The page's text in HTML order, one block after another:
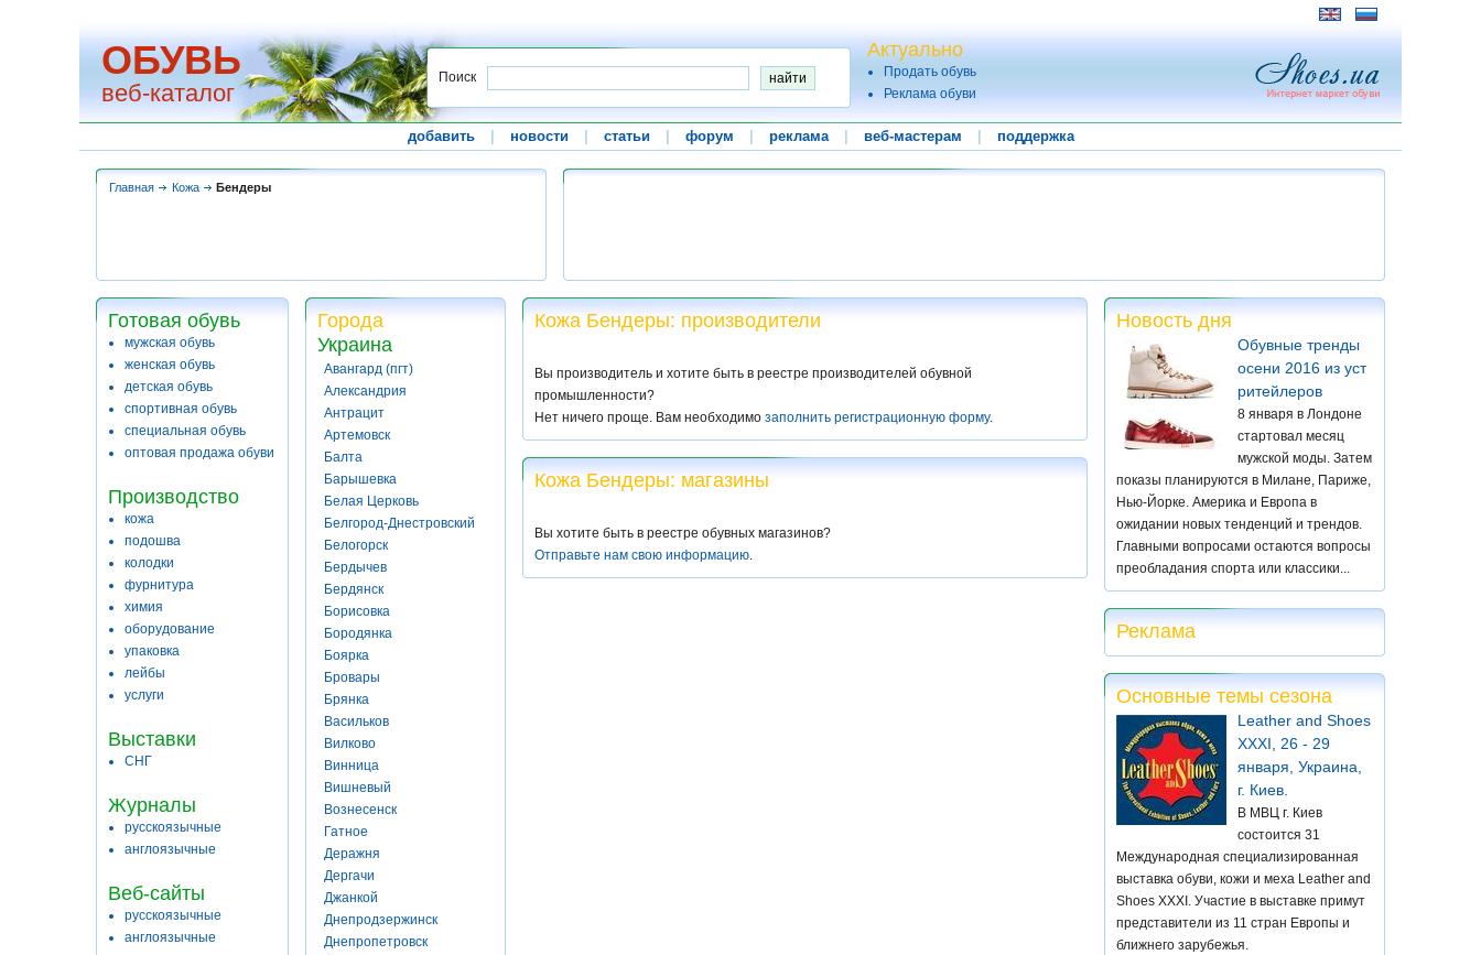
ОБУВЬ
веб-каталог
Поиск
Актуально
Продать обувь
Реклама обуви
добавить новости статьи форум реклама веб-мастерам поддержка
Главная Кожа Бендеры
Готовая обувь
мужская обувь
женская обувь
детская обувь
спортивная обувь
специальная обувь
оптовая продажа обуви
Производство
кожа
подошва
колодки
фурнитура
химия
оборудование
упаковка
лейбы
услуги
Выставки
СНГ
Журналы
русскоязычные
англоязычные
Веб-сайты
русскоязычные
англоязычные
Города
Украина
Авангард (пгт)
Александрия
Антрацит
Артемовск
Балта
Барышевка
Белая Церковь
Белгород-Днестровский
Белогорск
Бердычев
Бердянск
Борисовка
Бородянка
Боярка
Бровары
Брянка
Васильков
Вилково
Винница
Вишневый
Вознесенск
Гатное
Деражня
Дергачи
Джанкой
Днепродзержинск
Днепропетровск
Кожа Бендеры: производители
Вы производитель и хотите быть в реестре производителей обувной
промышленности?
Нет ничего проще. Вам необходимо заполнить регистрационную форму.
Кожа Бендеры: магазины
Вы хотите быть в реестре обувных магазинов?
Отправьте нам свою информацию.
Новость дня
Обувные тренды
осени 2016 из уст
ритейлеров
8 января в Лондоне
стартовал месяц
мужской моды. Затем
показы планируются в Милане, Париже,
Нью-Йорке. Америка и Европа в
ожидании новых тенденций и трендов.
Главными вопросами остаются вопросы
преобладания спорта или классики...
Реклама
Основные темы сезона
Leather and Shoes
XXXI, 26 - 29
января, Украина,
г. Киев.
В МВЦ г. Киев
состоится 31
Международная специализированная
выставка обуви, кожи и меха Leather and
Shoes XXXI. Участие в выставке примут
представители из 11 стран Европы и
ближнего зарубежья.